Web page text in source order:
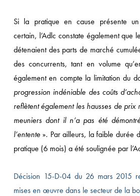
Si la pratique en cause présente
certain, l’Adlc constate également que
détenaient des parts de marché
des concurrents, tant en volume
également en compte la limitation du
progression indéniable des coûts
reflètent également les hausses de
meuniers dont il n’a pas été
l’entente». Par ailleurs, la faible durée
pratique (6 mois) a été soulignée par
Décision 15-D-04 du 26 mars 2015
mises en œuvre dans le secteur de la